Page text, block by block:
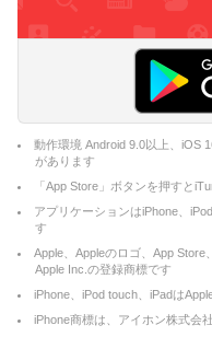
動作環境 Android 9.0以上、iOS
があります
「App Store」ボタンを押すと
アプリケーションはiPhone、
す
Apple、Appleのロゴ、App
Apple Inc.の登録商標です
iPhone、iPod touch、iPadは
iPhone商標は、アイホン株式会